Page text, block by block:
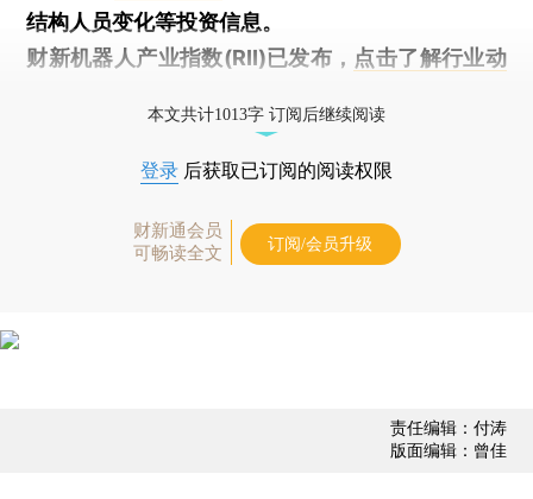
结构人员变化等投资信息。
财新机器人产业指数(RII)已发布， 点击了解行业动
本文共计1013字 订阅后继续阅读
登录 后获取已订阅的阅读权限
财新通会员
可畅读全文
订阅/会员升级
责任编辑：付涛
版面编辑：曾佳